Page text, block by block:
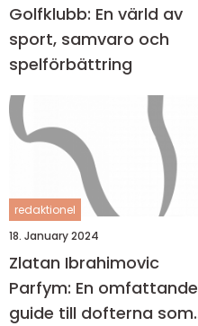
Golfklubb: En värld av
sport, samvaro och
spelförbättring
redaktionel
18. January 2024
Zlatan Ibrahimovic
Parfym: En omfattande
guide till dofterna som